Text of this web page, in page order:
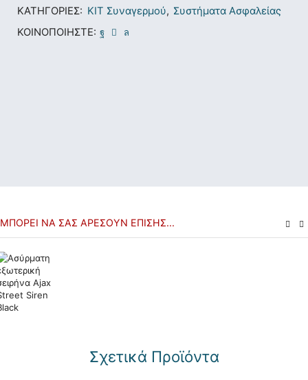
ΚΑΤΗΓΟΡΊΕΣ: ΚΙΤ Συναγερμού, Συστήματα Ασφαλείας
ΚΟΙΝΟΠΟΙΉΣΤΕ:
ΜΠΟΡΕΊ ΝΑ ΣΑΣ ΑΡΈΣΟΥΝ ΕΠΊΣΗΣ...
Σχετικά Προϊόντα